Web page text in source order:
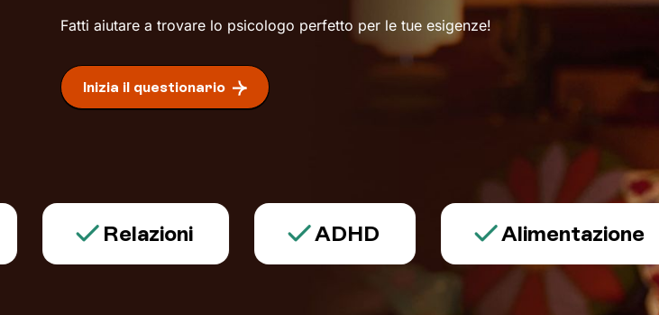
Fatti aiutare a trovare lo psicologo perfetto per le tue esigenze!
Inizia il questionario
Relazioni ADHD Alimentazione